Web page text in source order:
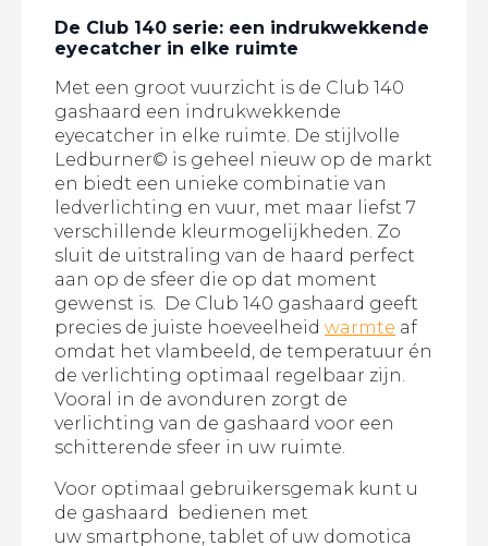
De Club 140 serie: een indrukwekkende
eyecatcher in elke ruimte
Met een groot vuurzicht is de Club 140
gashaard een indrukwekkende
eyecatcher in elke ruimte. De stijlvolle
Ledburner© is geheel nieuw op de markt
en biedt een unieke combinatie van
ledverlichting en vuur, met maar liefst 7
verschillende kleurmogelijkheden. Zo
sluit de uitstraling van de haard perfect
aan op de sfeer die op dat moment
gewenst is. De Club 140 gashaard geeft
precies de juiste hoeveelheid warmte af
omdat het vlambeeld, de temperatuur én
de verlichting optimaal regelbaar zijn.
Vooral in de avonduren zorgt de
verlichting van de gashaard voor een
schitterende sfeer in uw ruimte.
Voor optimaal gebruikersgemak kunt u
de gashaard bedienen met
uw smartphone, tablet of uw domotica